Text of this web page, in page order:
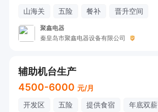
山海关 五险 餐补 晋升空间
聚鑫电器
秦皇岛市聚鑫电器设备有限公司
辅助机台生产
4500-6000 元/月
开发区 五险 提供食宿 年底双薪